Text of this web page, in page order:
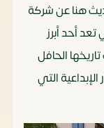
هنا عن شركة
أحد أبرز
الحافل
التي